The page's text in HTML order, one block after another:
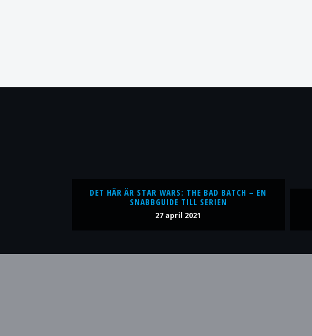
DET HÄR ÄR STAR WARS: THE BAD BATCH – EN
SNABBGUIDE TILL SERIEN
27 april 2021